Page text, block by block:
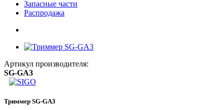
Запасные части
Распродажа
Артикул производителя:
SG-GA3
Триммер SG-GA3